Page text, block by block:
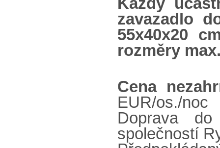
zavazadlo
55x40x20
rozměry
Cena
EUR/os./noc
Doprava
společností